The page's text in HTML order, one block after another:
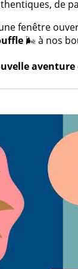
de
fenêtre
🌬️ à nos